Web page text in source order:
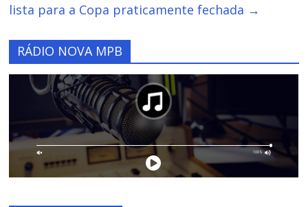
lista para a Copa praticamente fechada →
RÁDIO NOVA MPB